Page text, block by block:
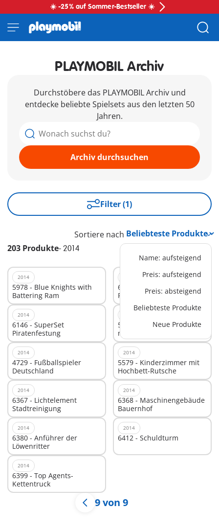
☀️ -25% auf Sommer-Bestseller ☀️
PLAYMOBIL Archiv
Durchstöbere das PLAYMOBIL Archiv und
entdecke beliebte Spielsets aus den letzten 50
Jahren.
Archiv durchsuchen
Filter (1)
203 Produkte- 2014
Sortiere nach
Name: aufsteigend
Preis: aufsteigend
Preis: absteigend
Beliebteste Produkte
Neue Produkte
2014
5978 - Blue Knights with
Battering Ram
6020 - Aufklapp-
Ferienhaus
2014
6146 - SuperSet
Piratenfestung
5564 - SEK-Einsatztruck
mit Licht und Sound
2014
4729 - Fußballspieler
Deutschland
2014
5579 - Kinderzimmer mit
Hochbett-Rutsche
2014
6367 - Lichtelement
Stadtreinigung
2014
6368 - Maschinengebäude
Bauernhof
2014
6380 - Anführer der
Löwenritter
2014
6412 - Schuldturm
2014
6399 - Top Agents-
Kettentruck
9 von 9